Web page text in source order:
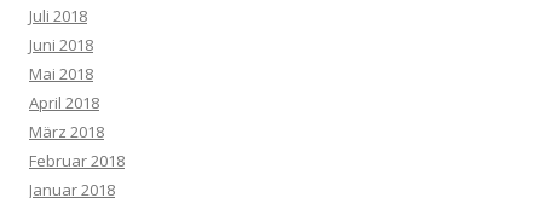
Juli 2018
Juni 2018
Mai 2018
April 2018
März 2018
Februar 2018
Januar 2018